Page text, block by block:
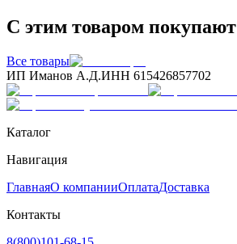
С этим товаром покупают
Все товары
ИП Иманов А.Д.ИНН 615426857702
Каталог
Навигация
ГлавнаяО компанииОплатаДоставка
Контакты